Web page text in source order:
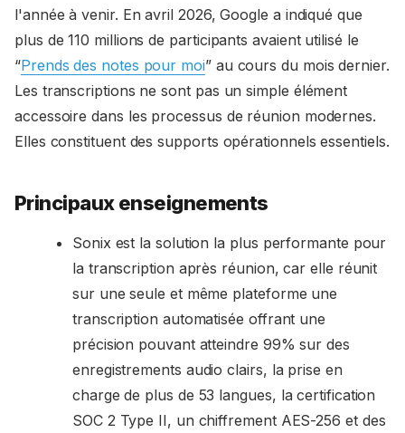
l'année à venir. En avril 2026, Google a indiqué que
plus de 110 millions de participants avaient utilisé le
“Prends des notes pour moi” au cours du mois dernier.
Les transcriptions ne sont pas un simple élément
accessoire dans les processus de réunion modernes.
Elles constituent des supports opérationnels essentiels.
Principaux enseignements
Sonix est la solution la plus performante pour
la transcription après réunion, car elle réunit
sur une seule et même plateforme une
transcription automatisée offrant une
précision pouvant atteindre 99% sur des
enregistrements audio clairs, la prise en
charge de plus de 53 langues, la certification
SOC 2 Type II, un chiffrement AES-256 et des